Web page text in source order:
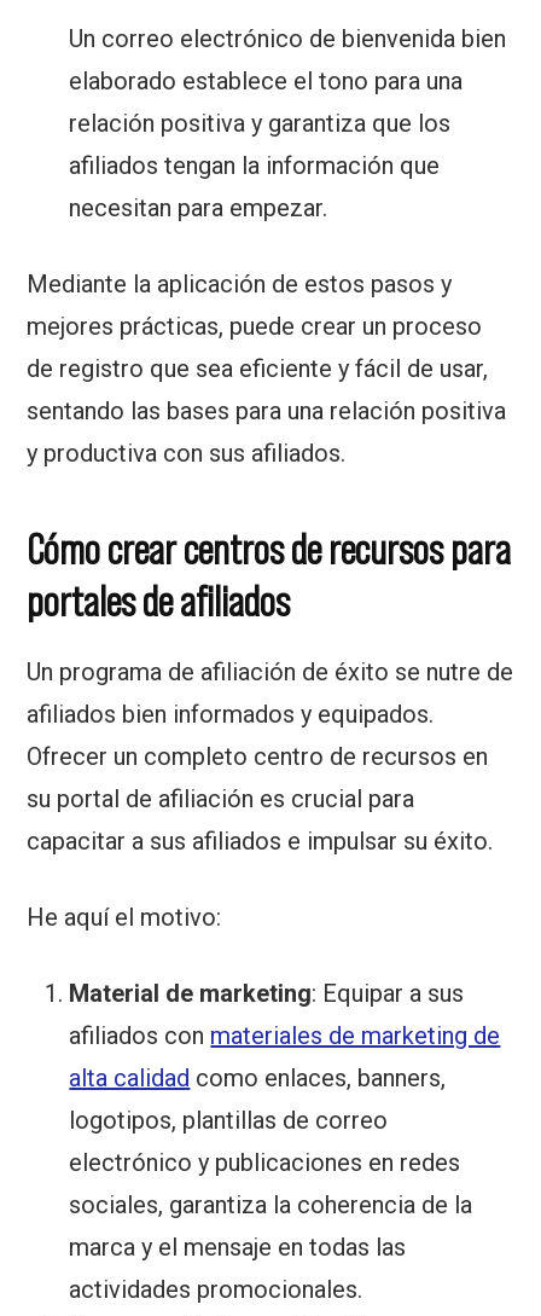
Un correo electrónico de bienvenida bien
elaborado establece el tono para una
relación positiva y garantiza que los
afiliados tengan la información que
necesitan para empezar.
Mediante la aplicación de estos pasos y
mejores prácticas, puede crear un proceso
de registro que sea eficiente y fácil de usar,
sentando las bases para una relación positiva
y productiva con sus afiliados.
Cómo crear centros de recursos para
portales de afiliados
Un programa de afiliación de éxito se nutre de
afiliados bien informados y equipados.
Ofrecer un completo centro de recursos en
su portal de afiliación es crucial para
capacitar a sus afiliados e impulsar su éxito.
He aquí el motivo:
Material de marketing: Equipar a sus
afiliados con materiales de marketing de
alta calidad como enlaces, banners,
logotipos, plantillas de correo
electrónico y publicaciones en redes
sociales, garantiza la coherencia de la
marca y el mensaje en todas las
actividades promocionales.